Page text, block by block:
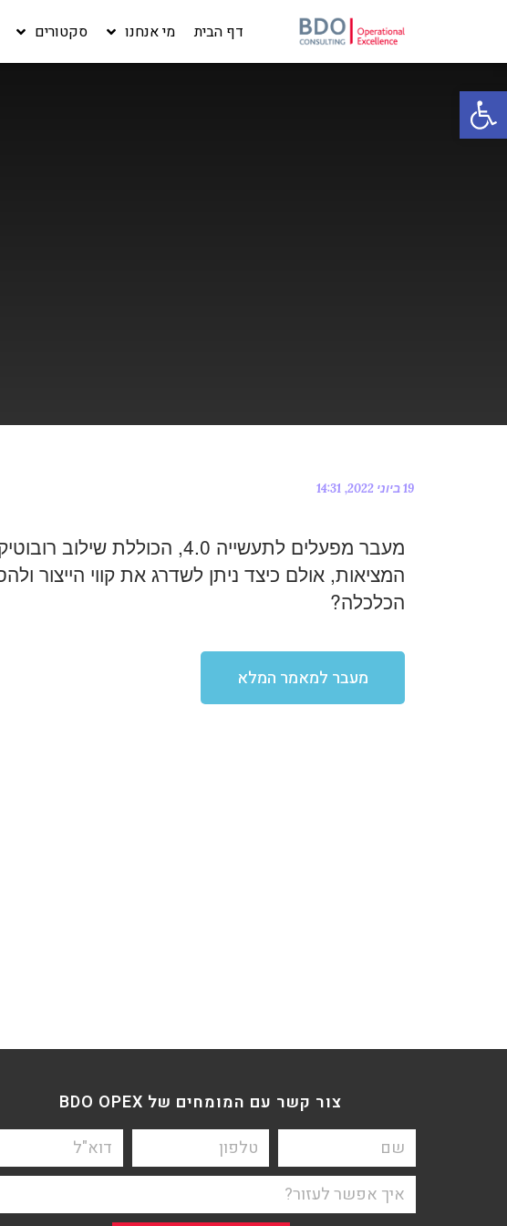
פתח סרגל נגישות
דף הבית מי אנחנו סקטורים
19 ביוני 2022 14:31
מעבר מפעלים לתעשייה 4.0,
המציאות, אולם כיצד ניתן לשדרג את קווי הייצור
הכלכלה?
מעבר למאמר המלא
צור קשר עם המומחים של BDO OPEX